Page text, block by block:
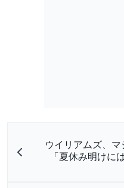
ウイリアムズ、
「夏休み明けに